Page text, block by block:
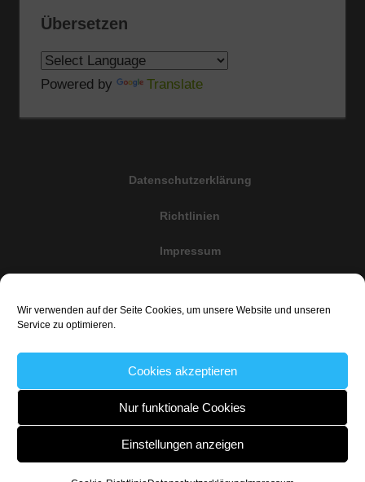
Wir verwenden auf der Seite Cookies, um unsere Website und unseren
Service zu optimieren.
Cookies akzeptieren
Nur funktionale Cookies
Einstellungen anzeigen
Übersetzen
Powered by Translate
Datenschutzerklärung
Richtlinien
Impressum
@Copyright 2020 uwe@weisenseel.de All rights reserved